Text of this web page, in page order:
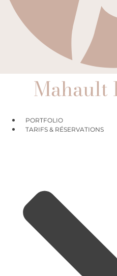
Mahault
PORTFOLIO
TARIFS & RÉSERVATIONS